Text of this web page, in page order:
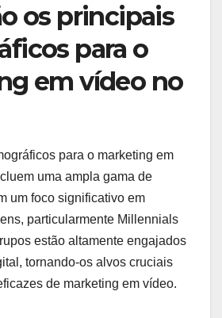
os principais
para o
em vídeo no
para o marketing em
uma ampla gama de
um foco significativo em
particularmente Millennials
estão altamente engajados
tornando-os alvos cruciais
de marketing em vídeo.